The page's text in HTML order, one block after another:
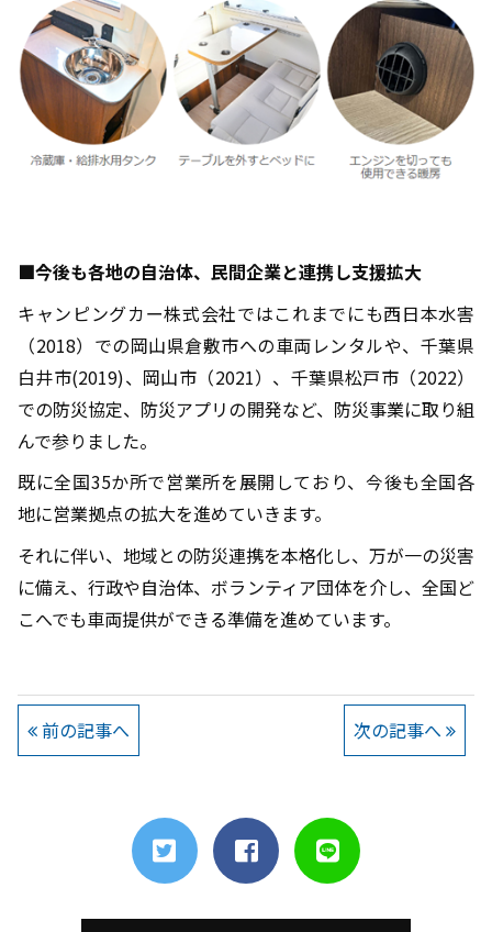
■今後も各地の自治体、民間企業と連携し支援拡大
キャンピングカー株式会社ではこれまでにも西日本水害
（2018）での岡山県倉敷市への車両レンタルや、千葉県
白井市(2019)、岡山市（2021）、千葉県松戸市（2022）
での防災協定、防災アプリの開発など、防災事業に取り組
んで参りました。
既に全国35か所で営業所を展開しており、今後も全国各
地に営業拠点の拡大を進めていきます。
それに伴い、地域との防災連携を本格化し、万が一の災害
に備え、行政や自治体、ボランティア団体を介し、全国ど
こへでも車両提供ができる準備を進めています。
前の記事へ 次の記事へ